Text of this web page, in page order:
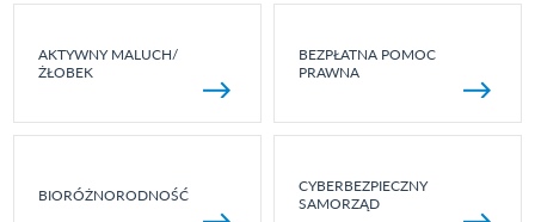
AKTYWNY MALUCH/
ŻŁOBEK
BEZPŁATNA POMOC
PRAWNA
BIORÓŻNORODNOŚĆ
CYBERBEZPIECZNY
SAMORZĄD